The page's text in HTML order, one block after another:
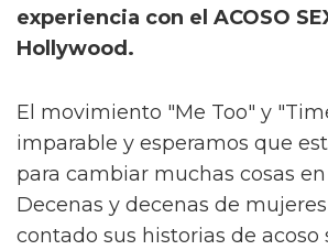
experiencia con el ACOSO
Hollywood.
El movimiento "Me Too" y
imparable y esperamos que
para cambiar muchas cosas
Decenas y decenas de
contado sus historias de acoso